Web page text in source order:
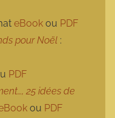
eBook ou PDF
pour Noël :
PDF
25 idées de
ou PDF